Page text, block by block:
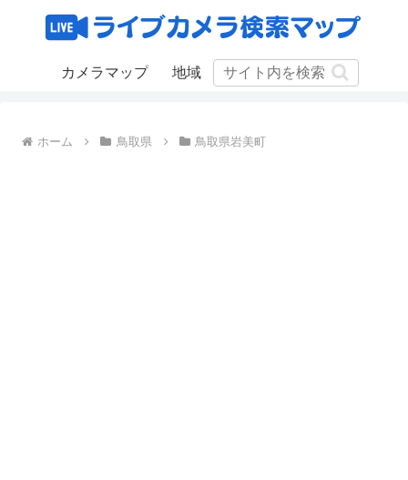
カメラマップ 地域
ホーム 鳥取県 鳥取県岩美町